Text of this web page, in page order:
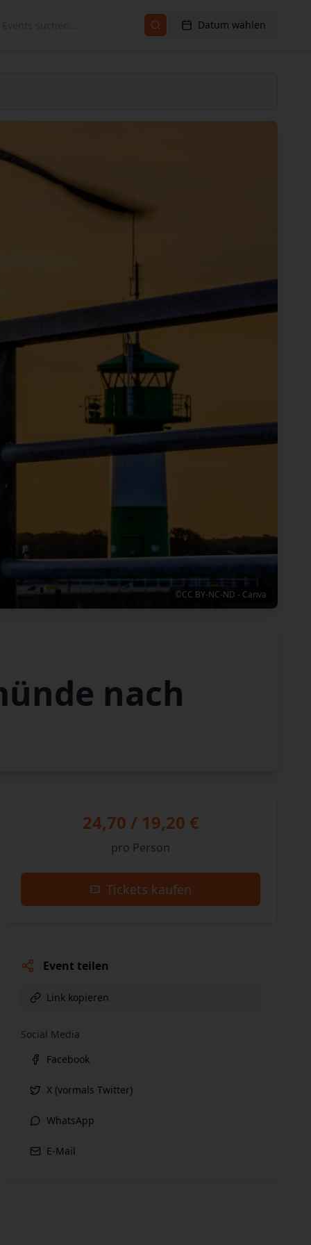
Datum wählen
©CC BY-NC-ND - Canva
nach
24,70 / 19,20 €
pro Person
Tickets kaufen
Event teilen
Link kopieren
Social Media
Facebook
X (vormals Twitter)
WhatsApp
E-Mail